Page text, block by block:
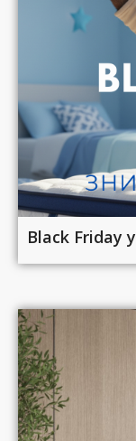
Black Friday